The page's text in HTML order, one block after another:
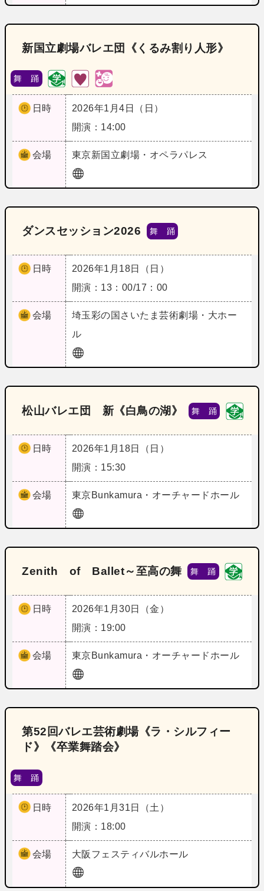
新国立劇場バレエ団《くるみ割り人形》
舞 踊
日時
2026年1月4日（日）
開演：14:00
会場 東京新国立劇場・オペラパレス
ダンスセッション2026 舞 踊
日時
2026年1月18日（日）
開演：13：00/17：00
会場 埼玉彩の国さいたま芸術劇場・大ホー
ル
松山バレエ団 新《白鳥の湖》 舞 踊
日時
2026年1月18日（日）
開演：15:30
会場 東京Bunkamura・オーチャードホール
Zenith of Ballet～至高の舞 舞 踊
日時
2026年1月30日（金）
開演：19:00
会場 東京Bunkamura・オーチャードホール
第52回バレエ芸術劇場《ラ・シルフィー
ド》《卒業舞踏会》
舞 踊
日時
2026年1月31日（土）
開演：18:00
会場 大阪 フェスティバルホール